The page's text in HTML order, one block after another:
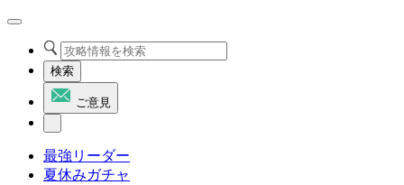
検索
ご意見
最強リーダー
夏休みガチャ